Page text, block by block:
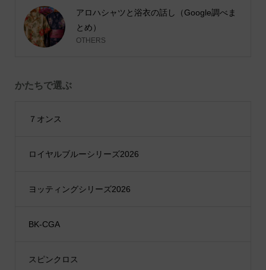
アロハシャツと浴衣の話し（Google調べま
とめ）
OTHERS
かたちで選ぶ
７オンス
ロイヤルブルーシリーズ2026
ヨッティングシリーズ2026
BK-CGA
スピンクロス